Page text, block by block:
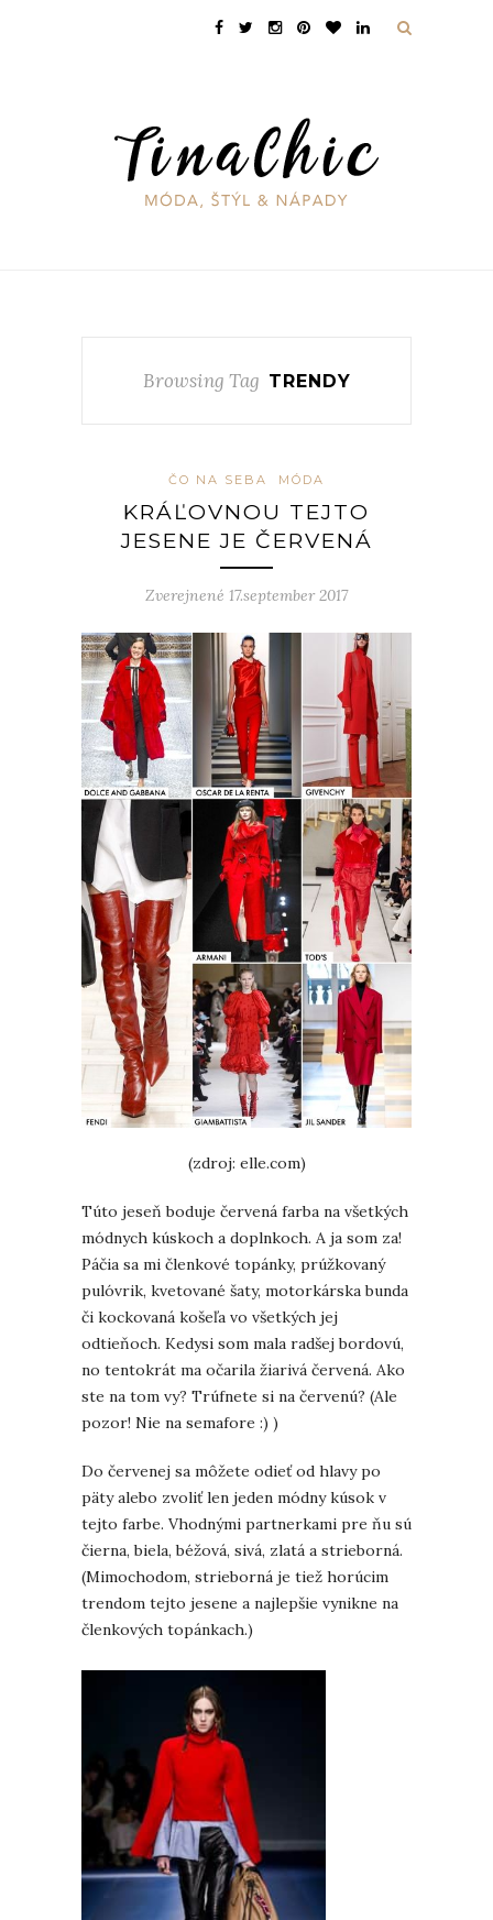
Browsing Tag TRENDY
ČO NA SEBA MÓDA
KRÁĽOVNOU TEJTO
JESENE JE ČERVENÁ
Zverejnené 17.september 2017
(zdroj: elle.com)
Túto jeseň boduje červená farba na všetkých
módnych kúskoch a doplnkoch. A ja som za!
Páčia sa mi členkové topánky, prúžkovaný
pulóvrik, kvetované šaty, motorkárska bunda
či kockovaná košeľa vo všetkých jej
odtieňoch. Kedysi som mala radšej bordovú,
no tentokrát ma očarila žiarivá červená. Ako
ste na tom vy? Trúfnete si na červenú? (Ale
pozor! Nie na semafore :) )
Do červenej sa môžete odieť od hlavy po
päty alebo zvoliť len jeden módny kúsok v
tejto farbe. Vhodnými partnerkami pre ňu sú
čierna, biela, béžová, sivá, zlatá a strieborná.
(Mimochodom, strieborná je tiež horúcim
trendom tejto jesene a najlepšie vynikne na
členkových topánkach.)